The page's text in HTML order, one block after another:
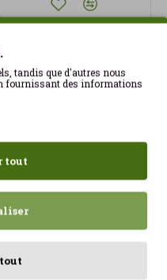
ÉPUISÉ
1.90€
tandis que d'autres nous
fournissant des informations
tout